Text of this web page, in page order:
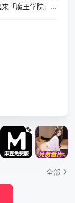
「魔王学院」就
待自己的少女米
全部